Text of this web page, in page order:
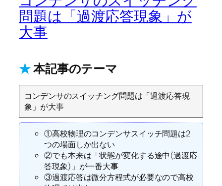
問題は「過渡応答現象」が
大事
★本記事のテーマ
コンデンサのスイッチング問題は「過渡応答現
象」が大事
①高校物理のコンデンサスイッチ問題は2
つの場面しか出ない
②でも本来は「状態が変化する途中(過渡応
答現象)」が一番大事
③過渡応答は微分方程式が必要なので高校